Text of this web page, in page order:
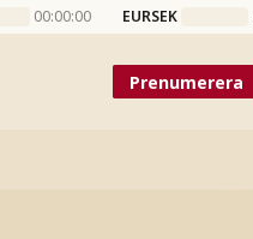
00:00:00 EURSEK
Prenumerera